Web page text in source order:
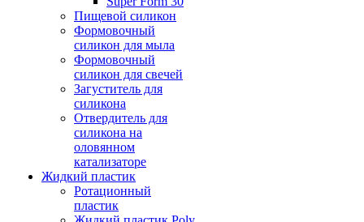
Пищевой силикон
Формовочный
силикон для мыла
Формовочный
силикон для свечей
Загуститель для
силикона
Отвердитель для
силикона на
оловянном
катализаторе
Жидкий пластик
Ротационный
пластик